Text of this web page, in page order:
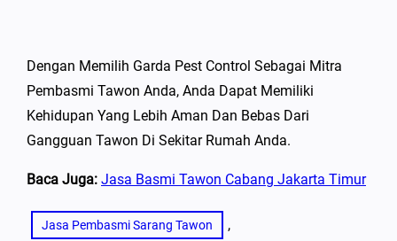
Dengan Memilih Garda Pest Control Sebagai Mitra
Pembasmi Tawon Anda, Anda Dapat Memiliki
Kehidupan Yang Lebih Aman Dan Bebas Dari
Gangguan Tawon Di Sekitar Rumah Anda.
Baca Juga: Jasa Basmi Tawon Cabang Jakarta Timur
Jasa Pembasmi Sarang Tawon ,